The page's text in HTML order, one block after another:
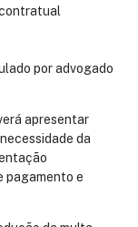
por advogado
apresentar
da
pagamento e